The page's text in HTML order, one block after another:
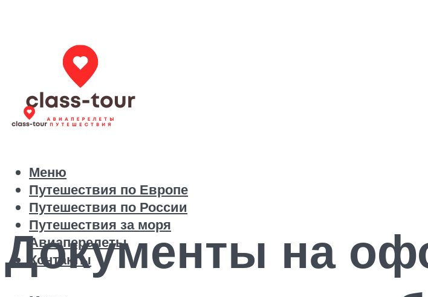
Путешествия по Европе
Путешествия по России
Путешествия за моря
Авиаперелеты
Контакты
Меню
Документы на